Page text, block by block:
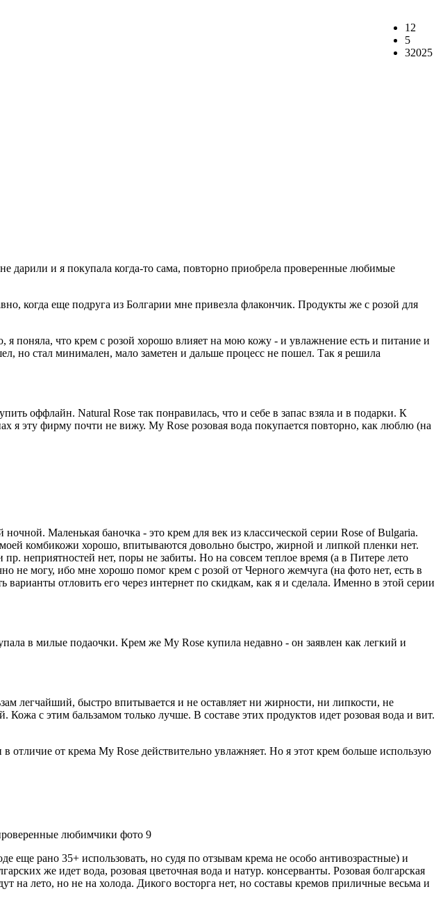
12
5
32025
дарили и я покупала когда-то сама, повторно приобрела проверенные любимые
когда еще подруга из Болгарии мне привезла флакончик. Продукты же с розой для
поняла, что крем с розой хорошо влияет на мою кожу - и увлажнение есть и питание и
но стал минимален, мало заметен и дальше процесс не пошел. Так я решила
оффлайн. Natural Rose так понравилась, что и себе в запас взяла и в подарки. К
я эту фирму почти не вижу. My Rose розовая вода покупается повторно, как люблю (на
Маленькая баночка - это крем для век из классической серии Rose of Bulgaria.
комбикожи хорошо, впитываются довольно быстро, жирной и липкой пленки нет.
неприятностей нет, поры не забиты. Но на совсем теплое время (а в Питере лето
не могу, ибо мне хорошо помог крем с розой от Черного жемчуга (на фото нет, есть в
отловить его через интернет по скидкам, как я и сделала. Именно в этой серии
в милые подаочки. Крем же My Rose купила недавно - он заявлен как легкий и
легчайший, быстро впитывается и не оставляет ни жирности, ни липкости, не
с этим бальзамом только лучше. В составе этих продуктов идет розовая вода и вит.
от крема My Rose действительно увлажняет. Но я этот крем больше использую
рано 35+ использовать, но судя по отзывам крема не особо антивозрастные) и
же идет вода, розовая цветочная вода и натур. консерванты. Розовая болгарская
на лето, но не на холода. Дикого восторга нет, но составы кремов приличные весьма и